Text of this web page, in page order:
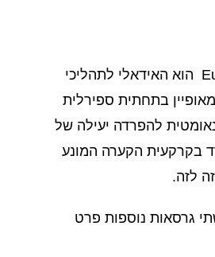
וויברטור מדגם Euro הוא האידאלי לתהליכי
בתחתית ספירלית
להפרדה יעילה של
בקרקעית הקערה המונע
לזה.
גרסאות נוספות פרט